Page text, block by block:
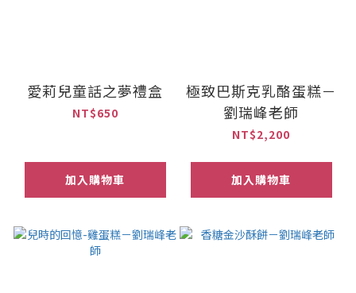
愛莉兒童話之夢禮盒
NT$650
加入購物車
極致巴斯克乳酪蛋糕－
劉瑞峰老師
NT$2,200
加入購物車